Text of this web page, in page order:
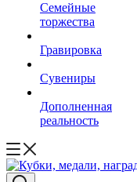
Семейные
торжества
Гравировка
Сувениры
Дополненная
реальность